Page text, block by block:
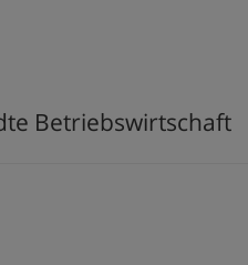
Betriebswirtschaft